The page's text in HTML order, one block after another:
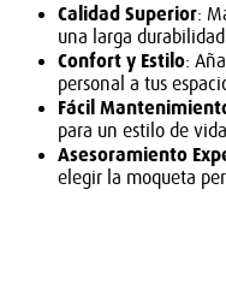
Calidad Superior:
una larga
Confort y Estilo:
personal a tus
Fácil
para un estilo de
Asesoramiento
elegir la moqueta